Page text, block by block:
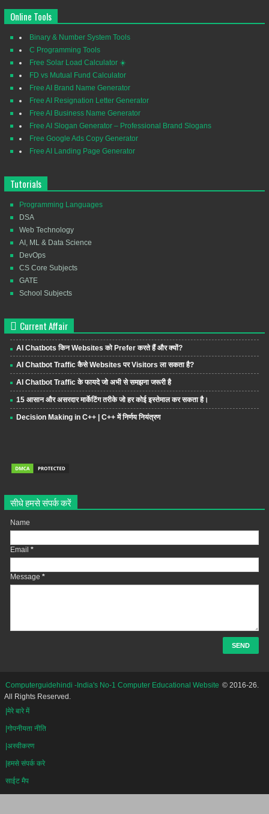
Online Tools
Binary & Number System Tools
C Programming Tools
Free Solar Load Calculator ☀️
FD vs Mutual Fund Calculator
Free AI Brand Name Generator
Free AI Resignation Letter Generator
Free AI Business Name Generator
Free AI Slogan Generator – Professional Brand Slogans
Free Google Ads Copy Generator
Free AI Landing Page Generator
Tutorials
Programming Languages
DSA
Web Technology
AI, ML & Data Science
DevOps
CS Core Subjects
GATE
School Subjects
Current Affair
AI Chatbots किन Websites को Prefer करते हैं और क्यों?
AI Chatbot Traffic कैसे Websites पर Visitors ला सकता है?
AI Chatbot Traffic के फायदे जो अभी से समझना जरूरी है
15 आसान और असरदार मार्केटिंग तरीके जो हर कोई इस्तेमाल कर सकता है।
Decision Making in C++ | C++ में निर्णय नियंत्रण
सीधे हमसे संपर्क करें
Name
Email *
Message *
Computerguidehindi -India's No-1 Computer Educational Website © 2016-26.
All Rights Reserved.
|मेरे बारे में
|गोपनीयता नीति
|अस्वीकरण
|हमसे संपर्क करे
साईट मैप